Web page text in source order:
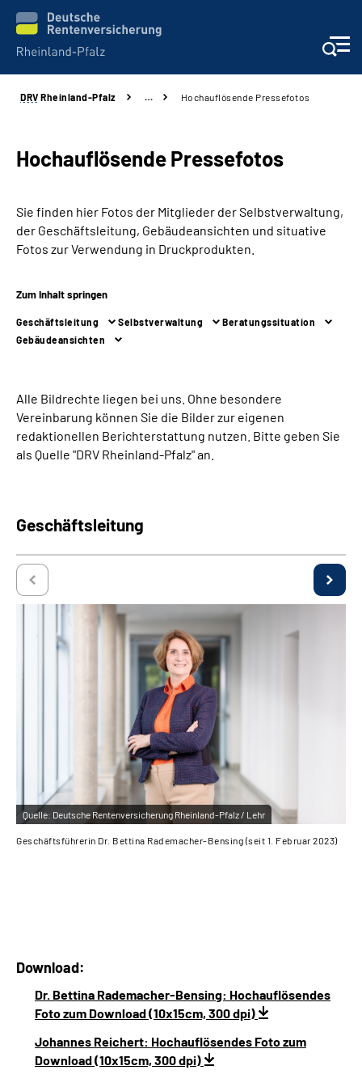
Unsere Leistungen
Beratung
Karriere
Über uns
Leichte Sprache
Suche
Mein Kundenportal
DRV Rheinland-Pfalz … Hochauflösende Pressefotos
Hochauflösende Pressefotos
Sie finden hier Fotos der Mitglieder der Selbstverwaltung,
der Geschäftsleitung, Gebäudeansichten und situative
Fotos zur Verwendung in Druckprodukten.
Zum Inhalt springen
Geschäftsleitung Selbstverwaltung
Beratungssituation
Gebäudeansichten
Alle Bildrechte liegen bei uns. Ohne besondere
Vereinbarung können Sie die Bilder zur eigenen
redaktionellen Berichterstattung nutzen. Bitte geben Sie
als Quelle "DRV Rheinland-Pfalz" an.
Geschäftsleitung
Quelle: Deutsche Rentenversicherung Rheinland-Pfalz / Lehr
Geschäftsführerin Dr. Bettina Rademacher-Bensing (seit 1. Februar 2023)
Download:
Dr. Bettina Rademacher-Bensing: Hochauflösendes
Foto zum Download (10x15cm, 300 dpi)
Johannes Reichert: Hochauflösendes Foto zum
Download (10x15cm, 300 dpi)